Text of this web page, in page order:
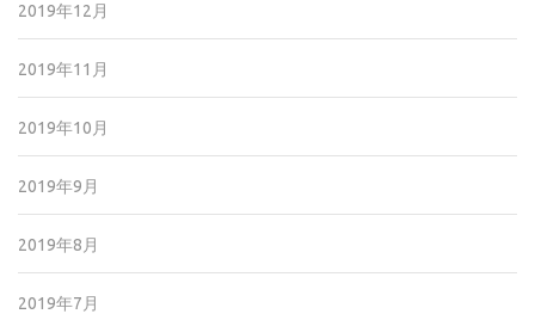
2019年12月
2019年11月
2019年10月
2019年9月
2019年8月
2019年7月